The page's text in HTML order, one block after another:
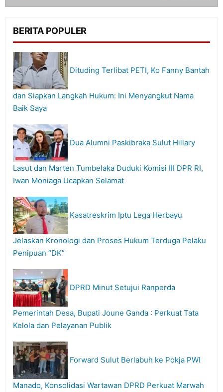
BERITA POPULER
Dituding Terlibat PETI, Ko Fanny Bantah
dan Siapkan Langkah Hukum: Ini Menyangkut Nama
Baik Saya
Dua Alumni Paskibraka Sulut Hillary
Lasut dan Marten Tumbelaka Duduki Komisi III DPR RI,
Iwan Moniaga Ucapkan Selamat
Kasatreskrim Iptu Lega Herbayu
Jelaskan Kronologi dan Proses Hukum Terduga Pelaku
Penipuan “DK”
DPRD Minut Setujui Ranperda
Pemerintah Desa, Bupati Joune Ganda : Perkuat Tata
Kelola dan Pelayanan Publik
Forward Sulut Berlabuh ke Pokja PWI
Manado, Konsolidasi Wartawan DPRD Perkuat Marwah